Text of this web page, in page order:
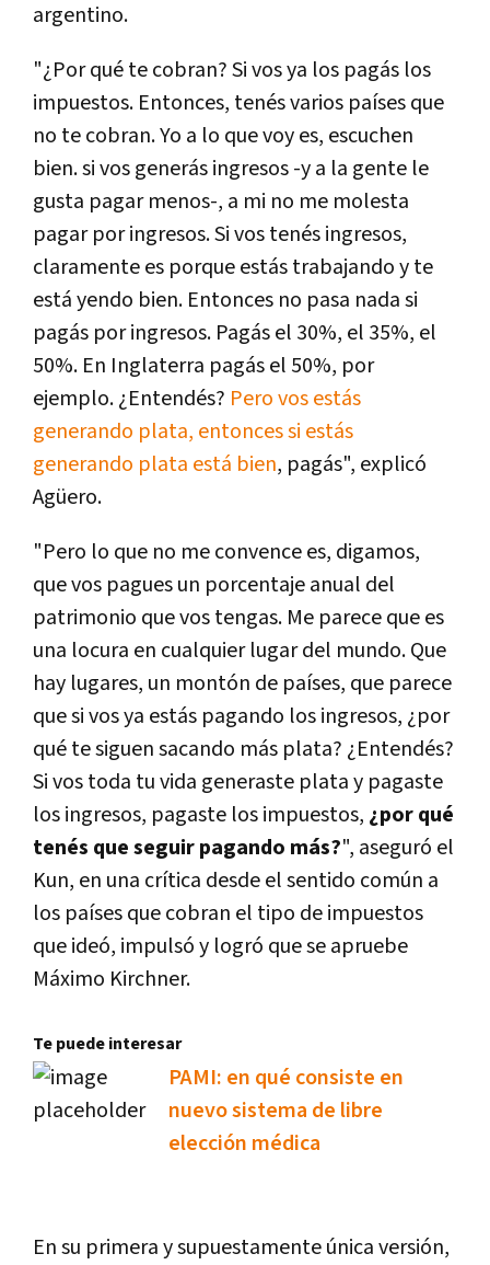
argentino.
"¿Por qué te cobran? Si vos ya los pagás los
impuestos. Entonces, tenés varios países que
no te cobran. Yo a lo que voy es, escuchen
bien. si vos generás ingresos -y a la gente le
gusta pagar menos-, a mi no me molesta
pagar por ingresos. Si vos tenés ingresos,
claramente es porque estás trabajando y te
está yendo bien. Entonces no pasa nada si
pagás por ingresos. Pagás el 30%, el 35%, el
50%. En Inglaterra pagás el 50%, por
ejemplo. ¿Entendés? Pero vos estás
generando plata, entonces si estás
generando plata está bien, pagás", explicó
Agüero.
"Pero lo que no me convence es, digamos,
que vos pagues un porcentaje anual del
patrimonio que vos tengas. Me parece que es
una locura en cualquier lugar del mundo. Que
hay lugares, un montón de países, que parece
que si vos ya estás pagando los ingresos, ¿por
qué te siguen sacando más plata? ¿Entendés?
Si vos toda tu vida generaste plata y pagaste
los ingresos, pagaste los impuestos, ¿por qué
tenés que seguir pagando más?", aseguró el
Kun, en una crítica desde el sentido común a
los países que cobran el tipo de impuestos
que ideó, impulsó y logró que se apruebe
Máximo Kirchner.
Te puede interesar
PAMI: en qué consiste en
nuevo sistema de libre
elección médica
En su primera y supuestamente única versión,